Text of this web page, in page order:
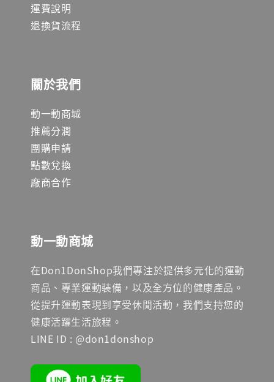
運費說明
退換貨流程
關於我們
動一動商城
推薦分潤
團購申請
點數兌換
廠商合作
動一動商城
在Don1DonShop我們專注於提供多元化的運動
商品、專業運動裝備，以及全方位的健康產品。
從提升運動表現到享受休閒活動，我們支持您的
健康活躍生活旅程。
LINE ID : @don1donshop